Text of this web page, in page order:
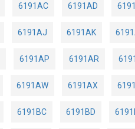
6191AC 6191AD
6191AJ 6191AK
6191AP 6191AR
6191AW 6191AX
6191BC 6191BD